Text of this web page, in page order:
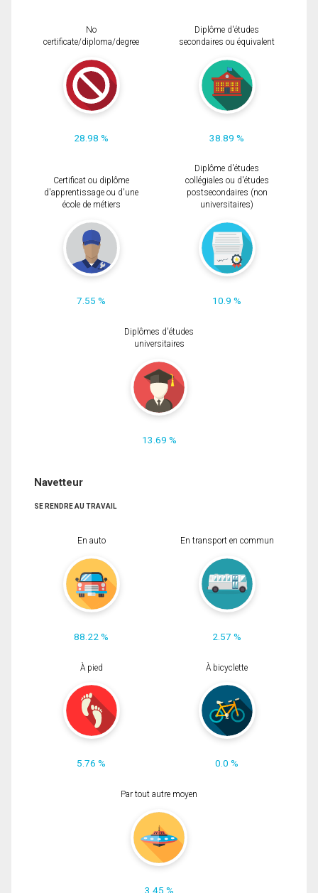
No
certificate/diploma/degree
28.98 %
Diplôme d'études
secondaires ou équivalent
38.89 %
Certificat ou diplôme
d'apprentissage ou d'une
école de métiers
7.55 %
Diplôme d'études
collégiales ou d'études
postsecondaires (non
universitaires)
10.9 %
Diplômes d'études
universitaires
13.69 %
Navetteur
SE RENDRE AU TRAVAIL
En auto
88.22 %
En transport en commun
2.57 %
À pied
5.76 %
À bicyclette
0.0 %
Par tout autre moyen
3.45 %